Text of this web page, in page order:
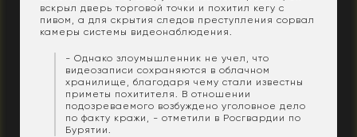
вскрыл дверь торговой точки и похитил кегу с
пивом, а для скрытия следов преступления сорвал
камеры системы видеонаблюдения.
- Однако злоумышленник не учел, что
видеозаписи сохраняются в облачном
хранилище, благодаря чему стали известны
приметы похитителя. В отношении
подозреваемого возбуждено уголовное дело
по факту кражи, - отметили в Росгвардии по
Бурятии.